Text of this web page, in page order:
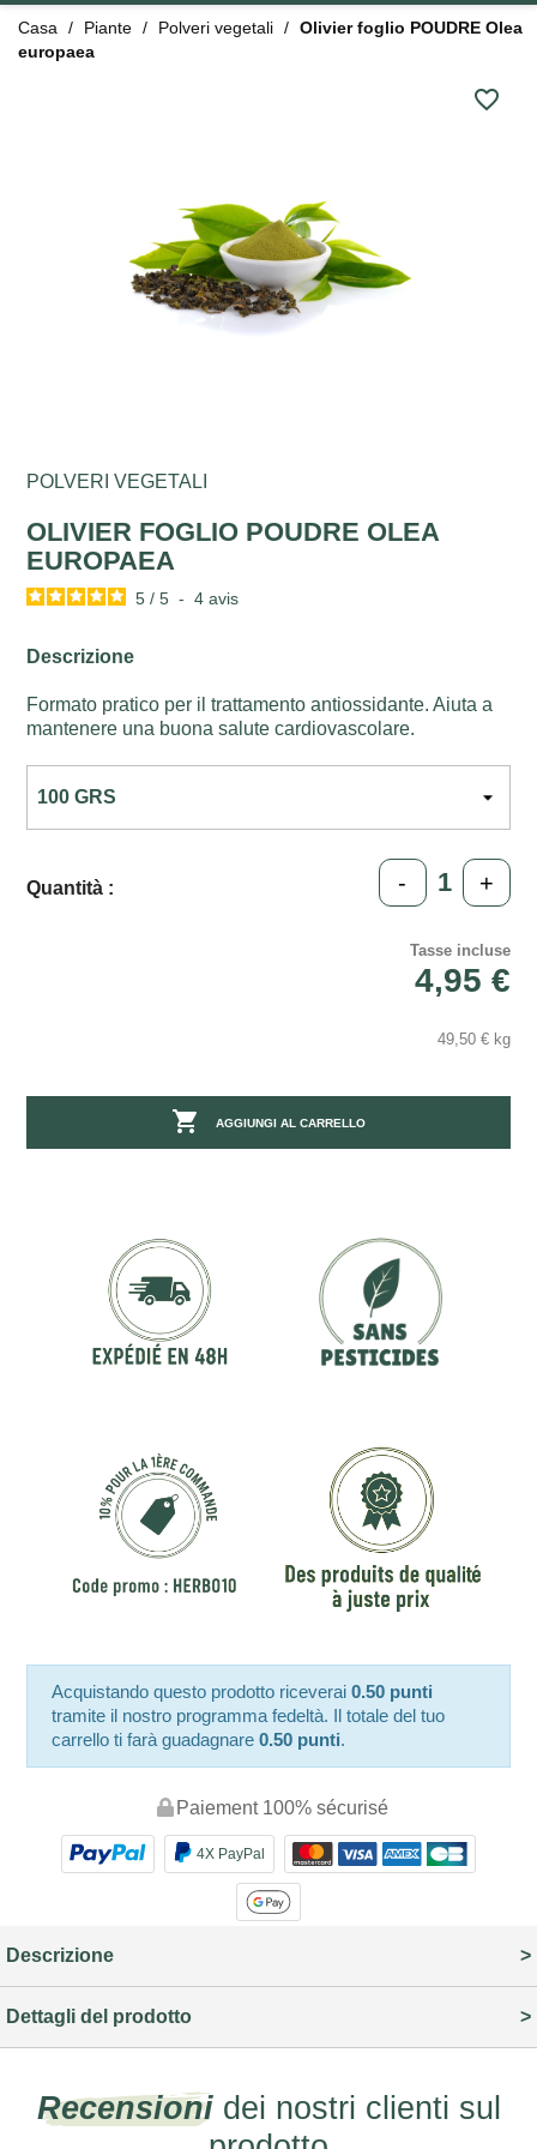
Casa Piante Polveri vegetali
Olivier foglio POUDRE Olea
europaea
favorite_border
POLVERI VEGETALI
OLIVIER FOGLIO POUDRE OLEA
EUROPAEA
5 / 5 - 4avis
Descrizione
Formato pratico per il trattamento antiossidante. Aiuta a
mantenere una buona salute cardiovascolare.
Quantità : - +
Tasse incluse
4,95 €
49,50 € kg
 AGGIUNGI AL CARRELLO
Acquistando questo prodotto riceverai0.50 punti
tramite il nostro programma fedeltà. Il totale del tuo
carrello ti farà guadagnare0.50 punti.
Paiement 100% sécurisé
4X PayPal
Descrizione
Dettagli del prodotto
Recensionidei nostri clienti sul